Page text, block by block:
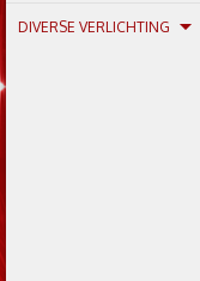
DIVERSE VERLICHTING